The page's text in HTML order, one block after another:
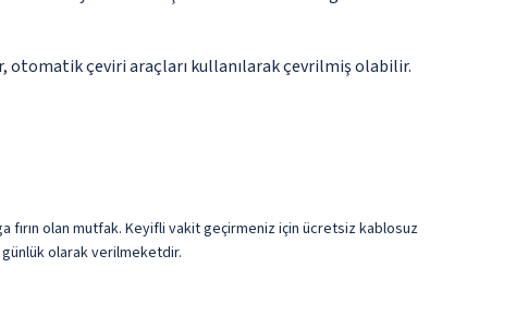
otomatik çeviri araçları kullanılarak çevrilmiş olabilir.
fırın olan mutfak. Keyifli vakit geçirmeniz için ücretsiz kablosuz
günlük olarak verilmeketdir.